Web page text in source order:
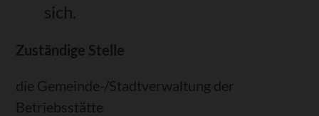
sich.
Zuständige Stelle
die Gemeinde-/Stadtverwaltung der
Betriebsstätte